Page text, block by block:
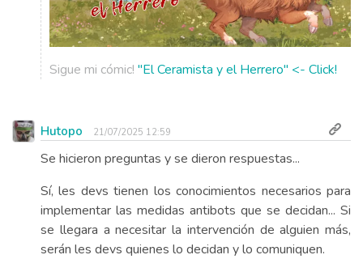
Sigue mi cómic! "El Ceramista y el Herrero" <- Click!
Hutopo 21/07/2025 12:59
Se hicieron preguntas y se dieron respuestas...
Sí, les devs tienen los conocimientos necesarios para
implementar las medidas antibots que se decidan... Si
se llegara a necesitar la intervención de alguien más,
serán les devs quienes lo decidan y lo comuniquen.